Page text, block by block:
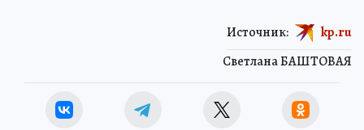
Светлана БАШТОВАЯ
Источник: kp.ru